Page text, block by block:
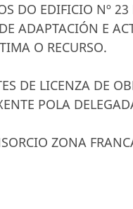
DO EDIFICIO Nº
ADAPTACIÓN E
O RECURSO.
DE LICENZA DE
POLA
ZONA